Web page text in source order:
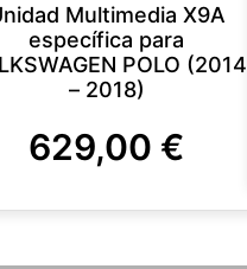
Multimedia X9A
específica para
POLO (2014
– 2018)
629,00 €